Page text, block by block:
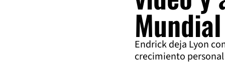
Endrick deja Lyon
crecimiento